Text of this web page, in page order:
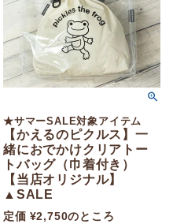
★サマーSALE対象アイテム
【かえるのピクルス】一
緒におでかけクリアトー
トバッグ（巾着付き）
【当店オリジナル】
▲SALE
定価 ¥2,750のところ